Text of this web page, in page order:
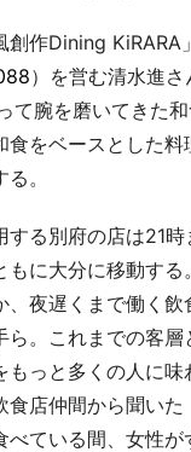
作Dining KiRARA
）を営む清水進
て腕を磨いてきた
食をベースとした料
。
る別府の店は21時
に大分に移動する
夜遅くまで働く飲
ら。これまでの客
もっと多くの人に味
食店仲間から聞い
べている間、女性が